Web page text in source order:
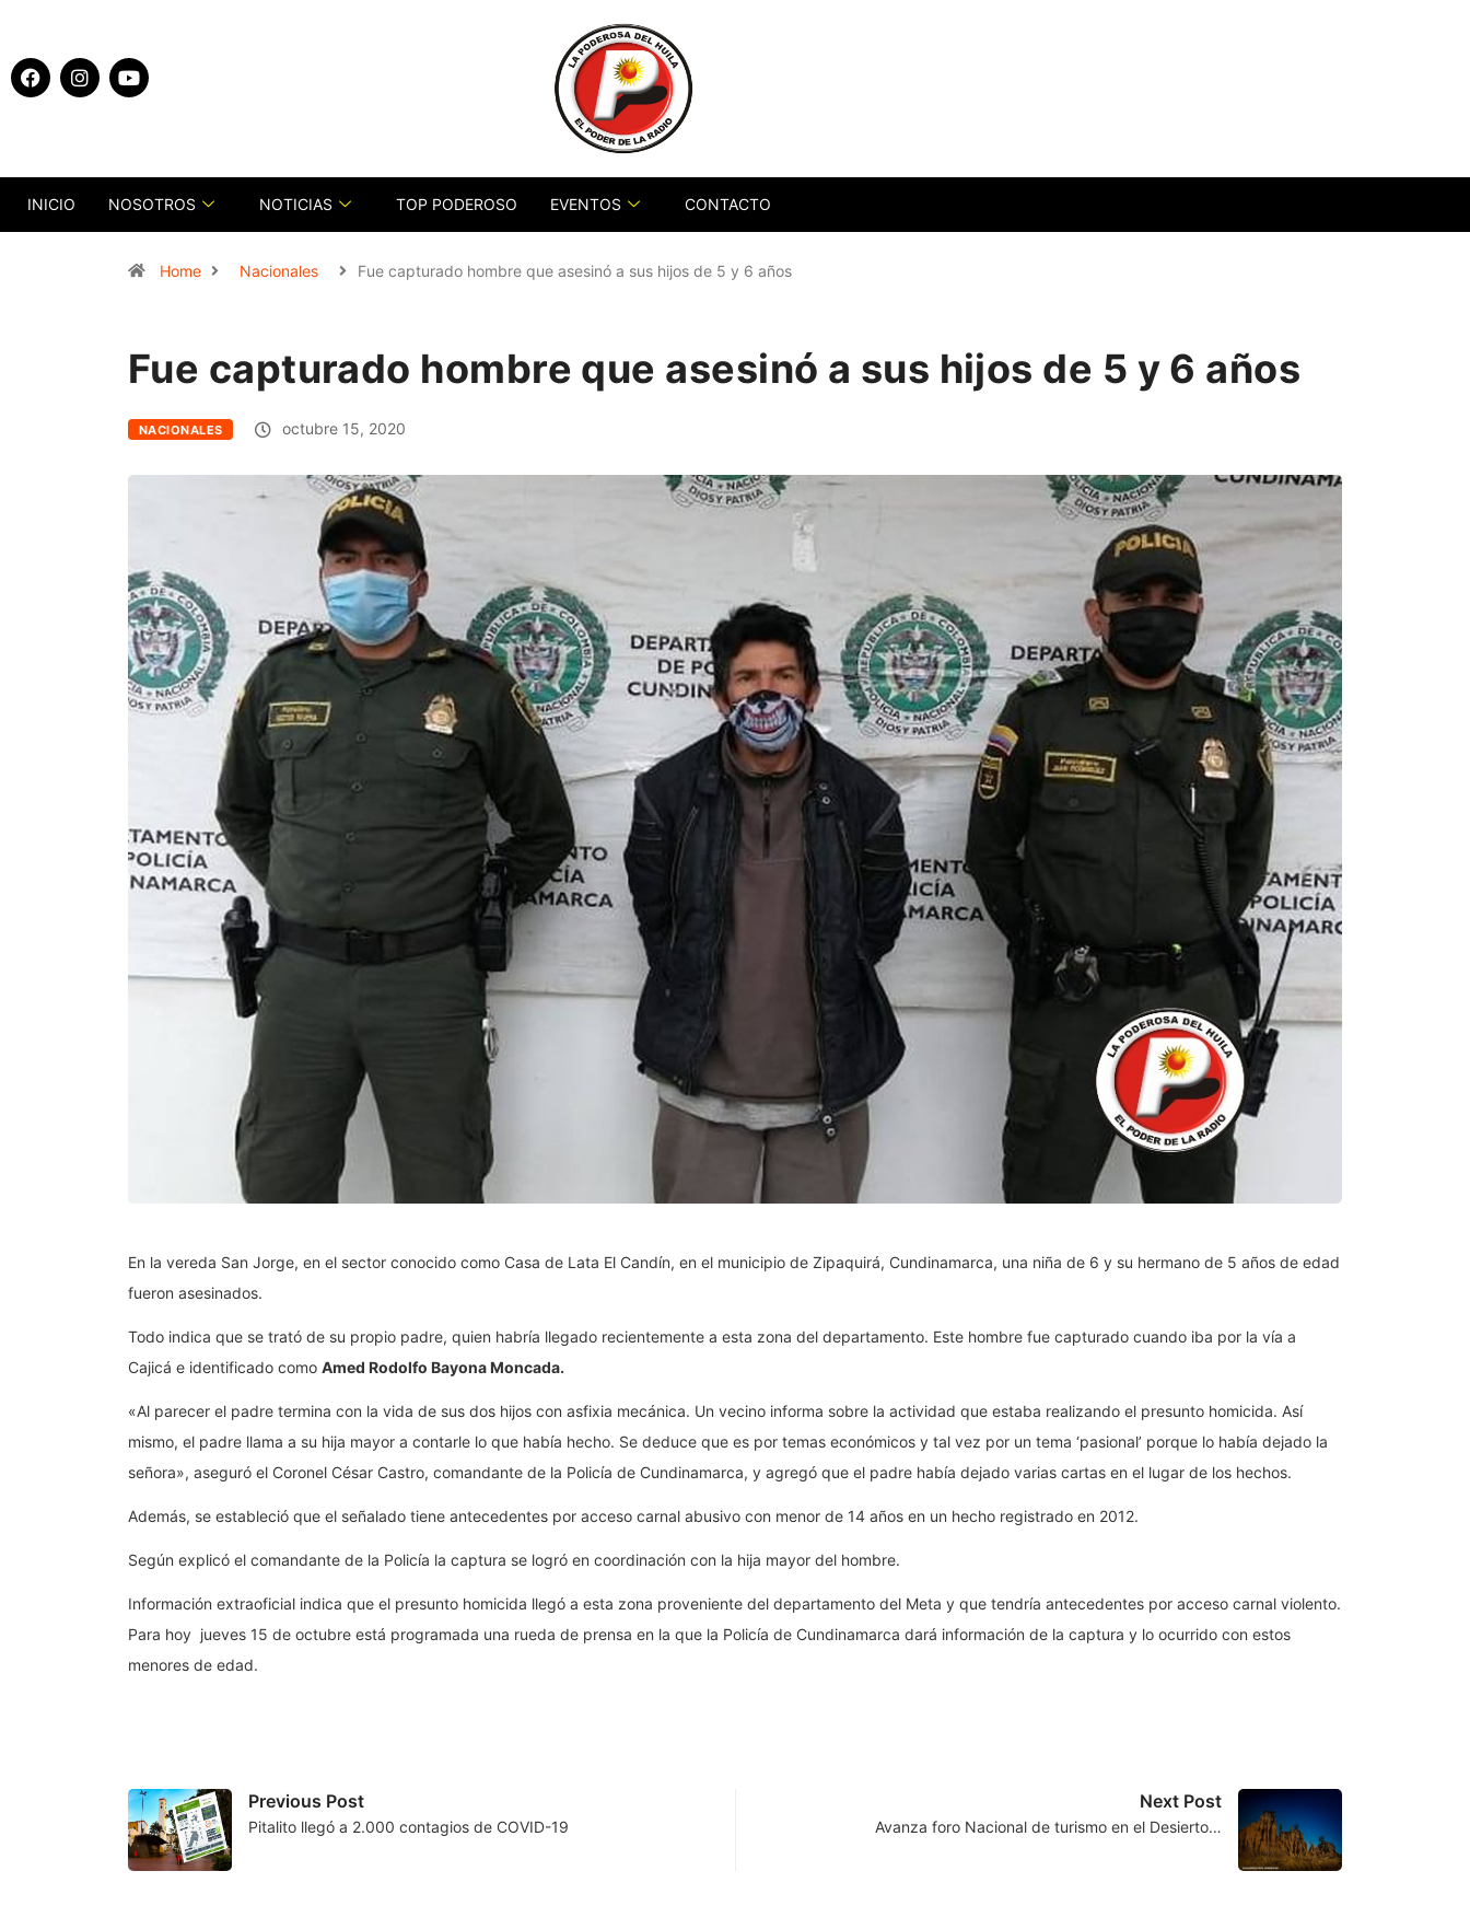
INICIO NOSOTROS NOTICIAS TOP PODEROSO EVENTOS CONTACTO
Home Nacionales Fue capturado hombre que asesinó a sus hijos de 5 y 6 años
Fue capturado hombre que asesinó a sus hijos de 5 y 6 años
NACIONALES octubre 15, 2020
En la vereda San Jorge, en el sector conocido como Casa de Lata El Candín, en el municipio de Zipaquirá, Cundinamarca, una niña de 6 y su hermano de 5 años de edad
fueron asesinados.
Todo indica que se trató de su propio padre, quien habría llegado recientemente a esta zona del departamento. Este hombre fue capturado cuando iba por la vía a
Cajicá e identificado como Amed Rodolfo Bayona Moncada.
«Al parecer el padre termina con la vida de sus dos hijos con asfixia mecánica. Un vecino informa sobre la actividad que estaba realizando el presunto homicida. Así
mismo, el padre llama a su hija mayor a contarle lo que había hecho. Se deduce que es por temas económicos y tal vez por un tema ‘pasional’ porque lo había dejado la
señora», aseguró el Coronel César Castro, comandante de la Policía de Cundinamarca, y agregó que el padre había dejado varias cartas en el lugar de los hechos.
Además, se estableció que el señalado tiene antecedentes por acceso carnal abusivo con menor de 14 años en un hecho registrado en 2012.
Según explicó el comandante de la Policía la captura se logró en coordinación con la hija mayor del hombre.
Información extraoficial indica que el presunto homicida llegó a esta zona proveniente del departamento del Meta y que tendría antecedentes por acceso carnal violento.
Para hoy jueves 15 de octubre está programada una rueda de prensa en la que la Policía de Cundinamarca dará información de la captura y lo ocurrido con estos
menores de edad.
Previous Post
Pitalito llegó a 2.000 contagios de COVID-19
Next Post
Avanza foro Nacional de turismo en el Desierto…